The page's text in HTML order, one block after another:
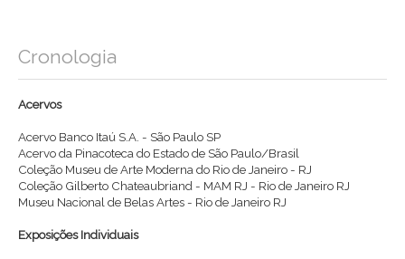
Cronologia
Acervos
Acervo Banco Itaú S.A. - São Paulo SP
Acervo da Pinacoteca do Estado de São Paulo/Brasil
Coleção Museu de Arte Moderna do Rio de Janeiro - RJ
Coleção Gilberto Chateaubriand - MAM RJ - Rio de Janeiro RJ
Museu Nacional de Belas Artes - Rio de Janeiro RJ
Exposições Individuais